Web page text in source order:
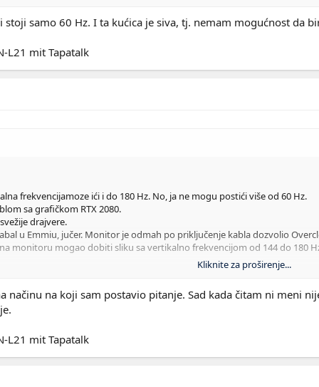
u grafickim podesavanjima tj Display settings u vecini igara. Jedino za
stoji samo 60 Hz. I ta kućica je siva, tj. nemam mogućnost da
L21 mit Tapatalk
frekvencijamoze ići i do 180 Hz. No, ja ne mogu postići više od 60 Hz.
sa grafičkom RTX 2080.
drajvere.
u Emmiu, jučer. Monitor je odmah po priključenje kabla dozvolio
monitoru mogao dobiti sliku sa vertikalno frekvencijom od 144 do 180
mit Tapatalk
Kliknite za proširenje...
načinu na koji sam postavio pitanje. Sad kada čitam ni meni
L21 mit Tapatalk